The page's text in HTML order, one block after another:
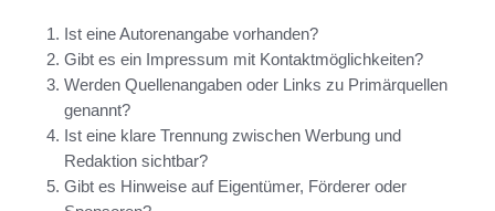
Ist eine Autorenangabe vorhanden?
Gibt es ein Impressum mit Kontaktmöglichkeiten?
Werden Quellenangaben oder Links zu Primärquellen
genannt?
Ist eine klare Trennung zwischen Werbung und
Redaktion sichtbar?
Gibt es Hinweise auf Eigentümer, Förderer oder